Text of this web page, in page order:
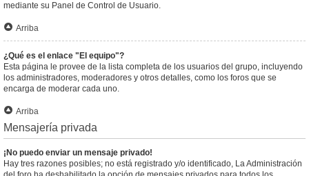
mediante su Panel de Control de Usuario.
Arriba
¿Qué es el enlace "El equipo"?
Esta página le provee de la lista completa de los usuarios del grupo, incluyendo
los administradores, moderadores y otros detalles, como los foros que se
encarga de moderar cada uno.
Arriba
Mensajería privada
¡No puedo enviar un mensaje privado!
Hay tres razones posibles; no está registrado y/o identificado, La Administración